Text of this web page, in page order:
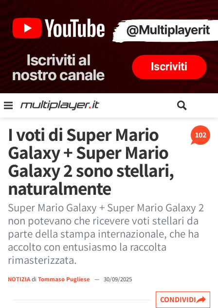
102
I voti di Super Mario
Galaxy + Super Mario
Galaxy 2 sono stellari,
naturalmente
Super Mario Galaxy + Super Mario Galaxy 2
non potevano che ricevere voti stellari da
parte della stampa internazionale, che ha
accolto con entusiasmo la raccolta
rimasterizzata.
NOTIZIAdi Tommaso Pugliese — 30/09/2025
CONDIVIDI